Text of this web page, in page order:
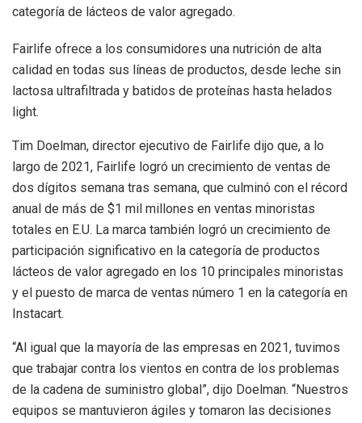
categoría de lácteos de valor agregado.
Fairlife ofrece a los consumidores una nutrición de alta
calidad en todas sus líneas de productos, desde leche sin
lactosa ultrafiltrada y batidos de proteínas hasta helados
light.
Tim Doelman, director ejecutivo de Fairlife dijo que, a lo
largo de 2021, Fairlife logró un crecimiento de ventas de
dos dígitos semana tras semana, que culminó con el récord
anual de más de $1 mil millones en ventas minoristas
totales en E.U. La marca también logró un crecimiento de
participación significativo en la categoría de productos
lácteos de valor agregado en los 10 principales minoristas
y el puesto de marca de ventas número 1 en la categoría en
Instacart.
“Al igual que la mayoría de las empresas en 2021, tuvimos
que trabajar contra los vientos en contra de los problemas
de la cadena de suministro global”, dijo Doelman. “Nuestros
equipos se mantuvieron ágiles y tomaron las decisiones